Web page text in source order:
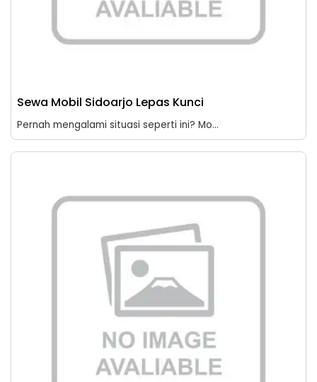
Sewa Mobil Sidoarjo Lepas Kunci
Pernah mengalami situasi seperti ini? Mo...